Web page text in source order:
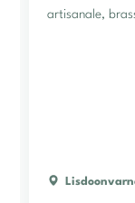
artisanale,